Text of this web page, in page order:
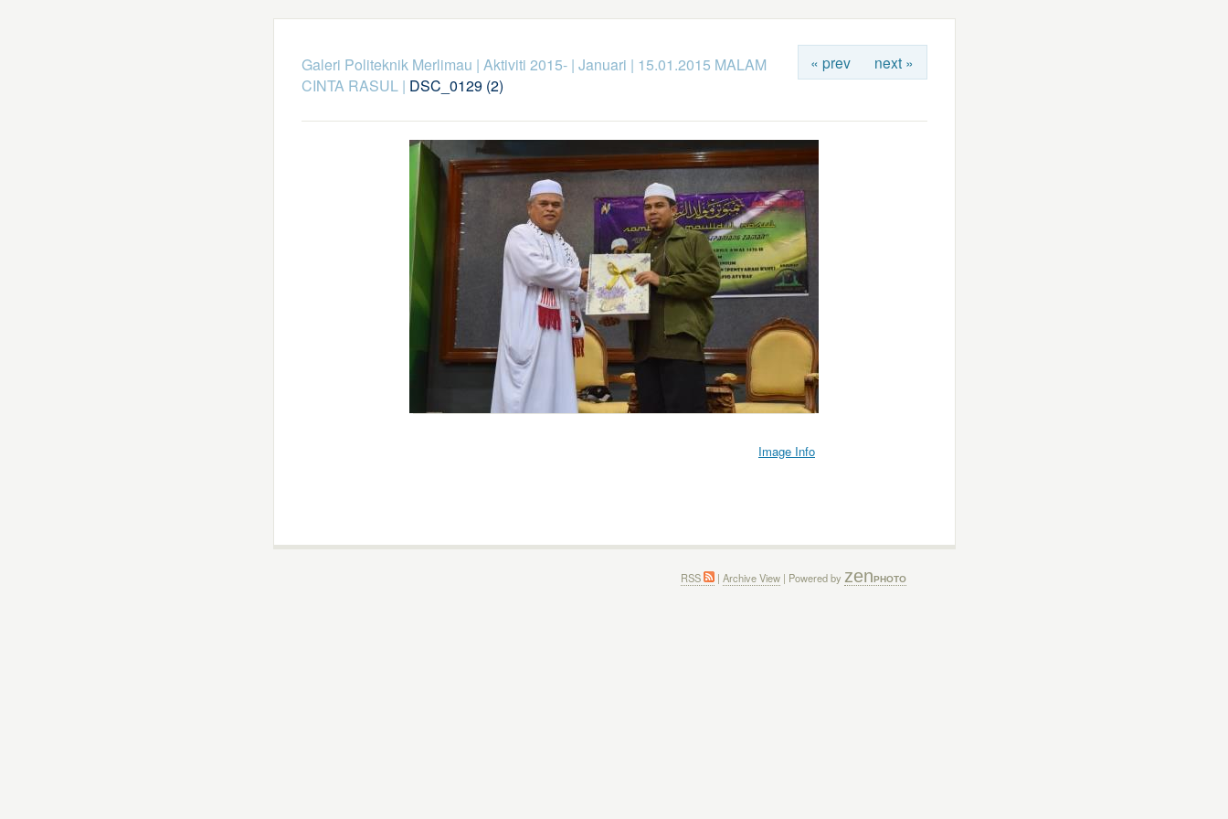
« prev next »
Galeri Politeknik Merlimau | Aktiviti 2015-| Januari | 15.01.2015 MALAM
CINTA RASUL| DSC_0129 (2)
Image Info
RSS | Archive View | Powered by zenPHOTO